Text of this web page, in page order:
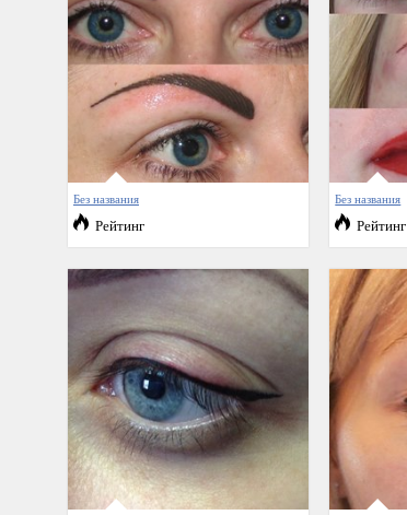
Без названия
Рейтинг
Без названия
Рейтинг